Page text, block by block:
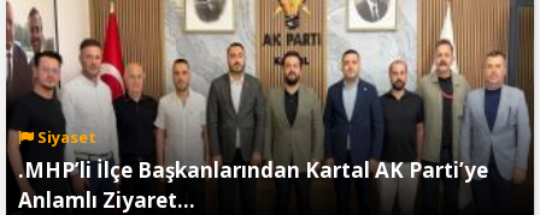
Siyaset
.MHP’li İlçe Başkanlarından Kartal AK Parti’ye
Anlamlı Ziyaret…